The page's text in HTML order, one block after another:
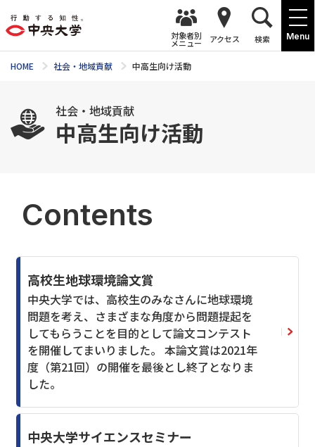
Menu
対象者別
メニュー アクセス 検索
HOME 社会・地域貢献 中高生向け活動
社会・地域貢献
中高生向け活動
Contents
高校生地球環境論文賞
中央大学では、高校生のみなさんに地球環境
問題を考え、さまざまな角度から問題提起を
してもらうことを目的として論文コンテスト
を開催してまいりました。 本論文賞は2021年
度（第21回）の開催を最後とし終了となりま
した。
中央大学サイエンスセミナー